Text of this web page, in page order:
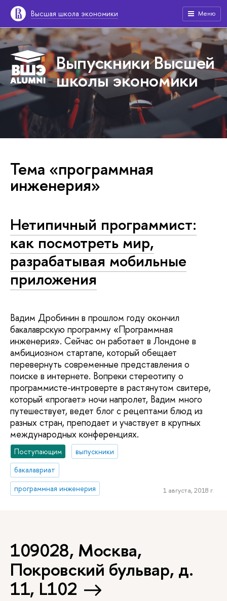
Высшая школа экономики Меню
Выпускники Высшей
школы экономики
Тема «программная
инженерия»
Нетипичный программист:
как посмотреть мир,
разрабатывая мобильные
приложения
Вадим Дробинин в прошлом году окончил
бакалаврскую программу «Программная
инженерия». Сейчас он работает в Лондоне в
амбициозном стартапе, который обещает
перевернуть современные представления о
поиске в интернете. Вопреки стереотипу о
программисте-интроверте в растянутом свитере,
который «прогает» ночи напролет, Вадим много
путешествует, ведет блог с рецептами блюд из
разных стран, преподает и участвует в крупных
международных конференциях.
Поступающим
выпускники
бакалавриат
программная инженерия
1 августа, 2018 г.
109028, Москва,
Покровский бульвар, д.
11, L102